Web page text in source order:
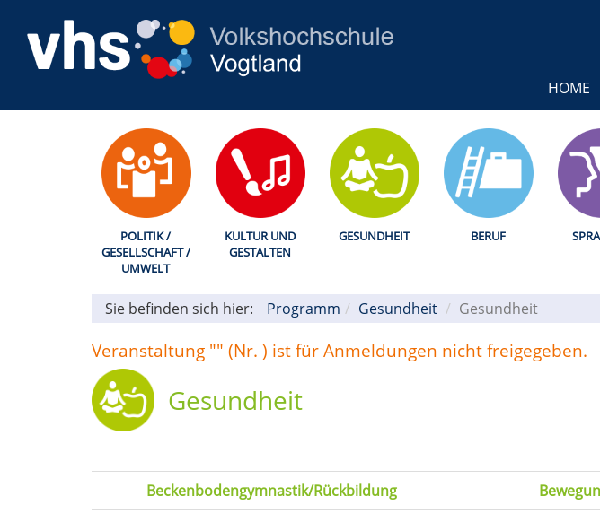
HOME
POLITIK /
GESELLSCHAFT /
UMWELT
KULTUR UND
GESTALTEN
GESUNDHEIT BERUF
Sie befinden sich hier: Programm Gesundheit Gesundheit
Veranstaltung "" (Nr. ) ist für Anmeldungen nicht freigegeben.
Gesundheit
Beckenbodengymnastik/Rückbildung